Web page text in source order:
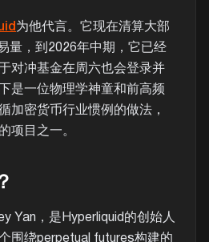
为他代言。它现在清算大部
量，到2026年中期，它已经
对冲基金在周六也会登录并
是一位物理学神童和前高频
加密货币行业惯例的做法，
项目之一。
Yan，是Hyperliquid的创始人
围绕perpetual futures构建的